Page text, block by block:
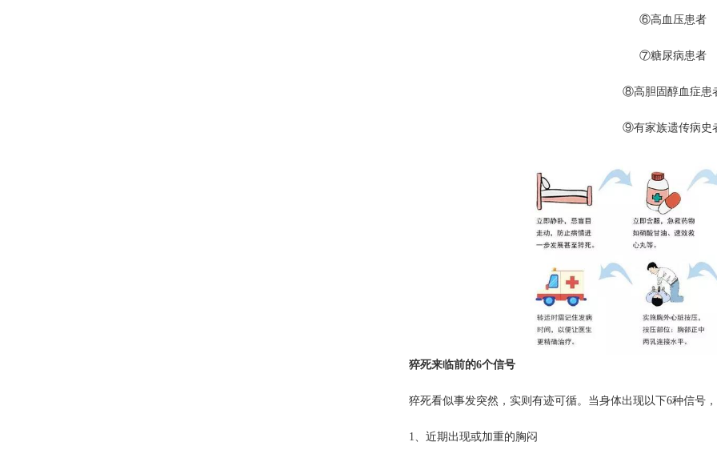
⑥高血压患者
⑦糖尿病患者
⑧高胆固醇血症患
⑨有家族遗传病史
猝死来临前的6个信号
猝死看似事发突然，实则有迹可循。当身体出现以下6种信号
1、近期出现或加重的胸闷